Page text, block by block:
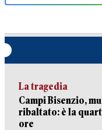
La tragedia
Campi Bisenzio,
ribaltato: è la
ore